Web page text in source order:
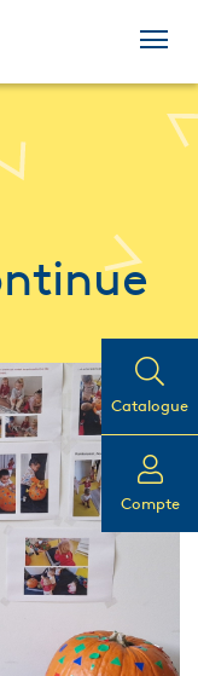
Catalogue
Compte